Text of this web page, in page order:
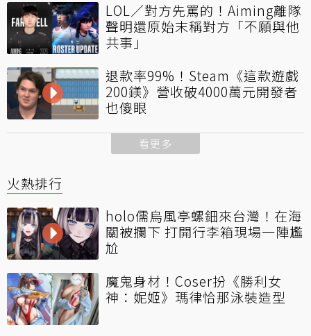
LOL／對方先罵的！Aiming離隊
聲明還原始末稱對方「不願與他
共事」
退款率99%！Steam《這款遊戲
200鎂》營收破4000萬元開發者
也傻眼
看更多
火熱排行
holo儒烏風亭螺鈿來台灣！在海
關被攔下 打開行李箱現場一陣尷
尬
魔鬼身材！Coser扮《勝利女
神：妮姬》瑪律恰那泳裝造型